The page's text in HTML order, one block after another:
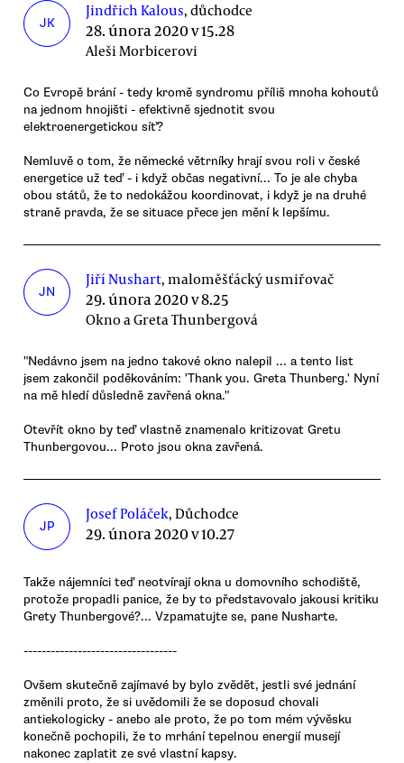
JK
Jindřich Kalous, důchodce
28. února 2020 v 15.28
Aleši Morbicerovi
Co Evropě brání - tedy kromě syndromu příliš mnoha kohoutů
na jednom hnojišti - efektivně sjednotit svou
elektroenergetickou síť?
Nemluvě o tom, že německé větrníky hrají svou roli v české
energetice už teď - i když občas negativní... To je ale chyba
obou států, že to nedokážou koordinovat, i když je na druhé
straně pravda, že se situace přece jen mění k lepšímu.
JN
Jiří Nushart, maloměšťácký usmiřovač
29. února 2020 v 8.25
Okno a Greta Thunbergová
"Nedávno jsem na jedno takové okno nalepil ... a tento list
jsem zakončil poděkováním: 'Thank you. Greta Thunberg.' Nyní
na mě hledí důsledně zavřená okna."
Otevřít okno by teď vlastně znamenalo kritizovat Gretu
Thunbergovou... Proto jsou okna zavřená.
JP
Josef Poláček, Důchodce
29. února 2020 v 10.27
Takže nájemníci teď neotvírají okna u domovního schodiště,
protože propadli panice, že by to představovalo jakousi kritiku
Grety Thunbergové?... Vzpamatujte se, pane Nusharte.
----------------------------------
Ovšem skutečně zajímavé by bylo zvědět, jestli své jednání
změnili proto, že si uvědomili že se doposud chovali
antiekologicky - anebo ale proto, že po tom mém vývěsku
konečně pochopili, že to mrhání tepelnou energií musejí
nakonec zaplatit ze své vlastní kapsy.